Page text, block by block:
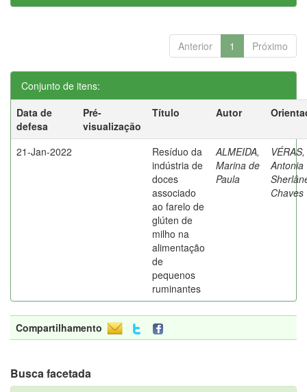
Anterior 1 Próximo
Conjunto de itens:
Data de
defesa
Pré-
visualização
Título Autor
21-Jan-2022
Resíduo da
indústria de
doces
associado
ao farelo de
glúten de
milho na
alimentação
de
pequenos
ruminantes
ALMEIDA,
Marina de
Paula
VÉRAS,
Antonia
Chaves
Compartilhamento
Busca facetada